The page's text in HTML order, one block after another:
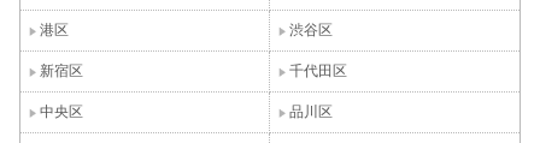
港区 渋谷区
新宿区 千代田区
中央区 品川区